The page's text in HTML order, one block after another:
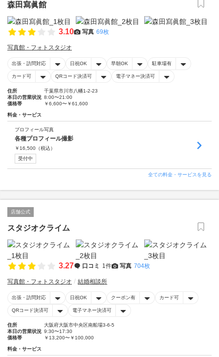
森田寫眞館
3.10 写真 69枚
写真館・フォトスタジオ
出張・訪問対応 日祝OK 早朝OK 駐車場有
カード可 QRコード決済可 電子マネー決済可
住所
千葉県市川市八幡1-2-23
本日の営業状況 8:00〜21:00
価格帯
￥6,600〜￥61,600
料金・サービス
プロフィール写真
各種プロフィール撮影
￥ 16,500 （税込）
受付中
全ての料金・サービスを見る
店舗公式
スタジオクライム
3.27 口コミ 1件 写真 704枚
写真館・フォトスタジオ 結婚相談所
出張・訪問対応 日祝OK クーポン有 カード可
QRコード決済可 電子マネー決済可
住所
大阪府大阪市中央区南船場3-6-5
本日の営業状況 9:30〜17:30
価格帯
￥13,200〜￥100,000
料金・サービス